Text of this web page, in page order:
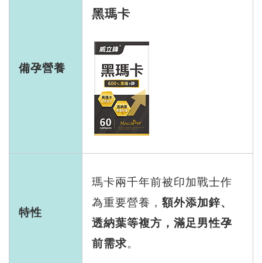
備孕營養
黑瑪卡
特性
瑪卡兩千年前被印加戰士作
為重要營養， 額外添加鋅、
透納葉等複方，滿足男性孕
前需求。